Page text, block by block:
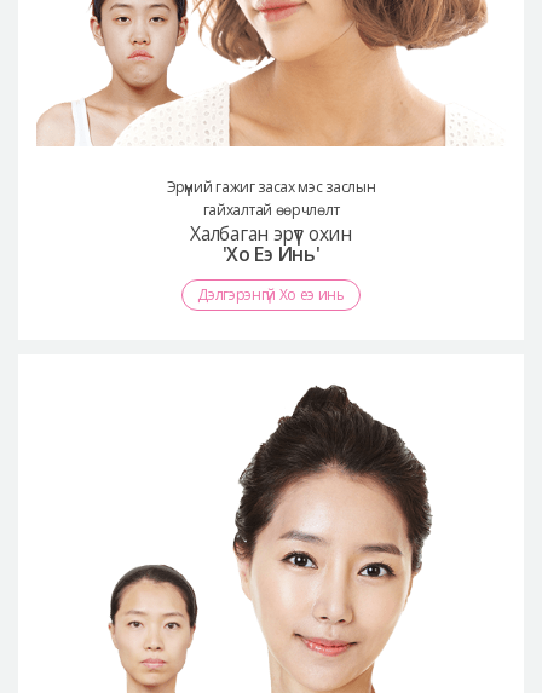
Эрүүний гажиг засах мэс заслын
гайхалтай өөрчлөлт
Халбаган эрүүт охин
'Хо Еэ Инь'
Дэлгэрэнгүй Хо еэ инь